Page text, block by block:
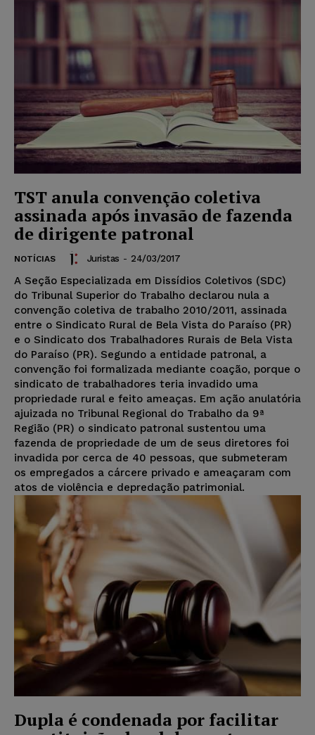
TST anula convenção coletiva
assinada após invasão de fazenda
de dirigente patronal
NOTÍCIAS Juristas - 24/03/2017
A Seção Especializada em Dissídios Coletivos (SDC)
do Tribunal Superior do Trabalho declarou nula a
convenção coletiva de trabalho 2010/2011, assinada
entre o Sindicato Rural de Bela Vista do Paraíso (PR)
e o Sindicato dos Trabalhadores Rurais de Bela Vista
do Paraíso (PR). Segundo a entidade patronal, a
convenção foi formalizada mediante coação, porque o
sindicato de trabalhadores teria invadido uma
propriedade rural e feito ameaças. Em ação anulatória
ajuizada no Tribunal Regional do Trabalho da 9ª
Região (PR) o sindicato patronal sustentou uma
fazenda de propriedade de um de seus diretores foi
invadida por cerca de 40 pessoas, que submeteram
os empregados a cárcere privado e ameaçaram com
atos de violência e depredação patrimonial.
Dupla é condenada por facilitar